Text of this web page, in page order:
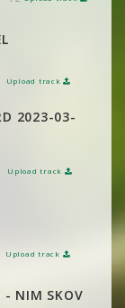
Upload track
2023-03-
Upload track
Upload track
- NIM SKOV